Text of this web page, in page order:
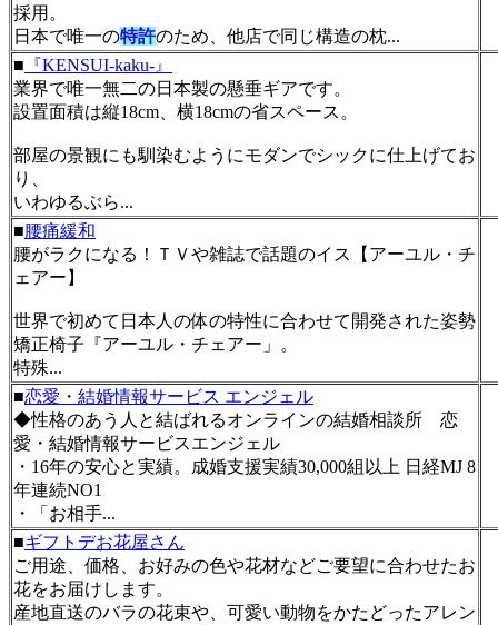
採用。
日本で唯一の特許のため、他店で同じ構造の枕...
■ 『KENSUI-kaku-』
業界で唯一無二の日本製の懸垂ギアです。
設置面積は縦18cm、横18cmの省スペース。
部屋の景観にも馴染むようにモダンでシックに仕上げてお
り、
いわゆるぶら...
■腰痛緩和
腰がラクになる！ＴＶや雑誌で話題のイス【アーユル・チ
ェアー】
世界で初めて日本人の体の特性に合わせて開発された姿勢
矯正椅子『アーユル・チェアー」。
特殊...
■恋愛・結婚情報サービス エンジェル
◆性格のあう人と結ばれるオンラインの結婚相談所 恋
愛・結婚情報サービスエンジェル
・16年の安心と実績。成婚支援実績30,000組以上 日経MJ 8
年連続NO1
・「お相手...
■ギフトデお花屋さん
ご用途、価格、お好みの色や花材などご要望に合わせたお
花をお届けします。
産地直送のバラの花束や、可愛い動物をかたどったアレン